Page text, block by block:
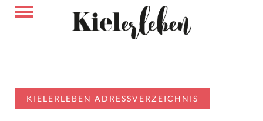
KIELERLEBEN ADRESSVERZEICHNIS